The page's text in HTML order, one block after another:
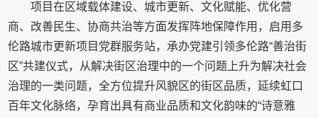
项目在区域载体建设、城市更新、文化赋能、优化营
商、改善民生、协商共治等方面发挥阵地保障作用，启用多
伦路城市更新项目党群服务站，承办党建引领多伦路“善治街
区”共建仪式，从解决街区治理中的一个问题上升为解决社会
治理的一类问题，全方位提升风貌区的街区品质，延续虹口
百年文化脉络，孕育出具有商业品质和文化韵味的“诗意雅